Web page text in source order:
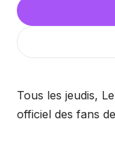
Tous les jeudis,
officiel des fans